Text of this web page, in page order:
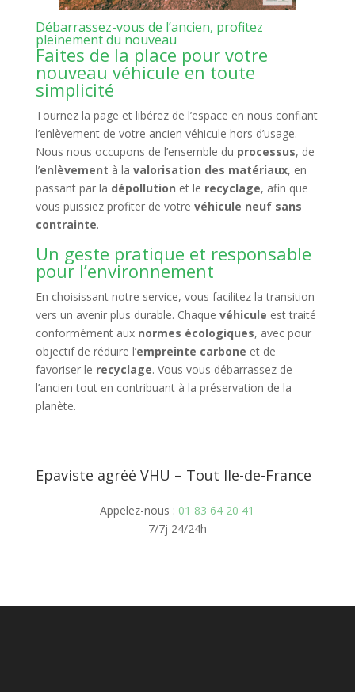
Débarrassez-vous de l’ancien, profitez
pleinement du nouveau
Faites de la place pour votre
nouveau véhicule en toute
simplicité
Tournez la page et libérez de l’espace en nous confiant
l’enlèvement de votre ancien véhicule hors d’usage.
Nous nous occupons de l’ensemble du processus, de
l’enlèvement à la valorisation des matériaux, en
passant par la dépollution et le recyclage, afin que
vous puissiez profiter de votre véhicule neuf sans
contrainte.
Un geste pratique et responsable
pour l’environnement
En choisissant notre service, vous facilitez la transition
vers un avenir plus durable. Chaque véhicule est traité
conformément aux normes écologiques, avec pour
objectif de réduire l’empreinte carbone et de
favoriser le recyclage. Vous vous débarrassez de
l’ancien tout en contribuant à la préservation de la
planète.
Epaviste agréé VHU – Tout Ile-de-France
Appelez-nous : 01 83 64 20 41
7/7j 24/24h